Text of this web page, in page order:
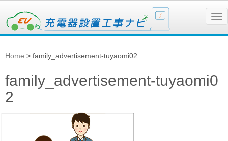
N
a
o
Home > family_advertisement-tuyaomi02
family_advertisement-tuyaomi0
2